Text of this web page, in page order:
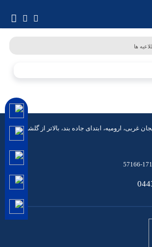
ها
غربی، ارومیه، ابتدای جاده بند، بالاتر از گلشهر